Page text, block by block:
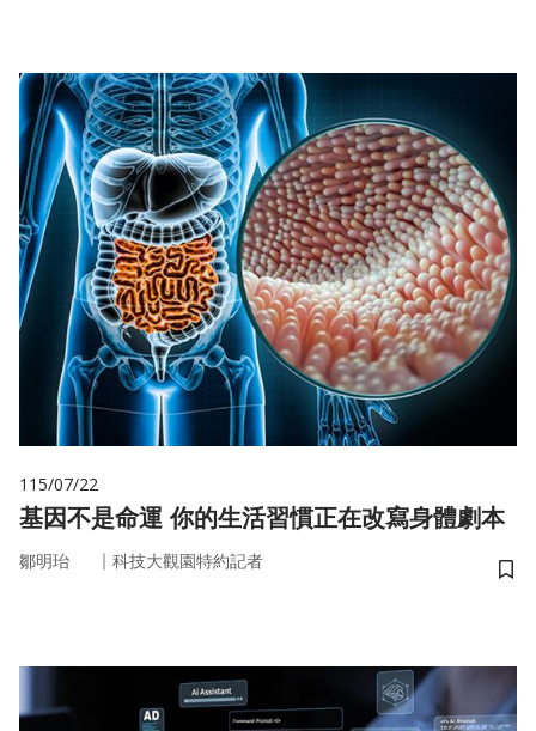
115/07/22
基因不是命運 你的生活習慣正在改寫身體劇本
鄒明珆 ｜ 科技大觀園特約記者
儲